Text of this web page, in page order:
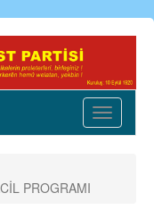
Toggle
PROGRAMI